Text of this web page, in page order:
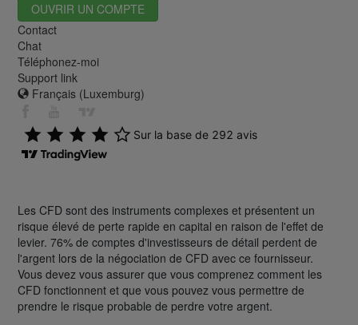
OUVRIR UN COMPTE
Contact
Chat
Téléphonez-moi
Support link
Français (Luxemburg)
Les CFD sont des instruments complexes et présentent un
risque élevé de perte rapide en capital en raison de l'effet de
levier. 76% de comptes d'investisseurs de détail perdent de
l'argent lors de la négociation de CFD avec ce fournisseur.
Vous devez vous assurer que vous comprenez comment les
CFD fonctionnent et que vous pouvez vous permettre de
prendre le risque probable de perdre votre argent.